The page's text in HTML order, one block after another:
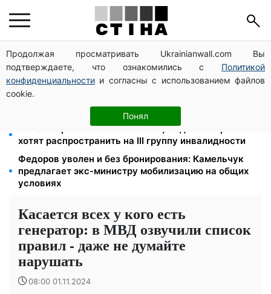
Продолжая просматривать Ukrainianwall.com Вы
подтверждаете, что ознакомились с Политикой
конфиденциальности и согласны с использованием файлов
cookie.
Понял
Фейковые сайты сервисных центров МВД:
мошенники выманивают деньги у водителей перед
выездом за границу
Яйца от 19,90 грн за десяток: АТБ, Сильпо, Varus и
Ашан переписали ценники в августе
120 000 грн на авто: компенсацию для ветеранов
хотят распространить на III группу инвалидности
Федоров уволен и без бронирования: Камельчук
предлагает экс-министру мобилизацию на общих
условиях
Касается всех у кого есть
генератор: в МВД озвучили список
правил - даже не думайте
нарушать
08:00 01.11.2024